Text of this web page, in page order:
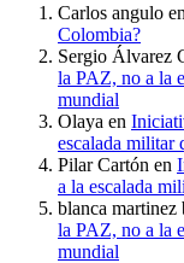
Carlos angulo en
Colombia?
Sergio Álvarez
la PAZ, no a la
mundial
Olaya en
escalada militar
Pilar Cartón en
a la escalada
blanca martinez
la PAZ, no a la
mundial